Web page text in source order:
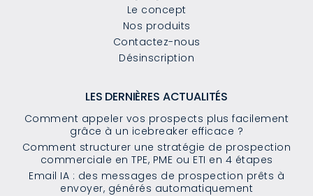
Le concept
Nos produits
Contactez-nous
Désinscription
LES DERNIÈRES ACTUALITÉS
Comment appeler vos prospects plus facilement
grâce à un icebreaker efficace ?
Comment structurer une stratégie de prospection
commerciale en TPE, PME ou ETI en 4 étapes
Email IA : des messages de prospection prêts à
envoyer, générés automatiquement